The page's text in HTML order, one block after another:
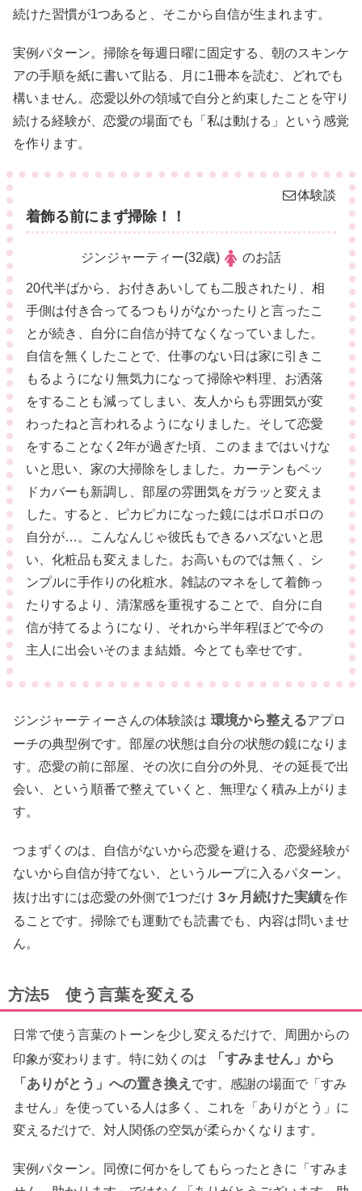
続けた習慣が1つあると、そこから自信が生まれます。
実例パターン。掃除を毎週日曜に固定する、朝のスキンケ
アの手順を紙に書いて貼る、月に1冊本を読む、どれでも
構いません。恋愛以外の領域で自分と約束したことを守り
続ける経験が、恋愛の場面でも「私は動ける」という感覚
を作ります。
体験談
着飾る前にまず掃除！！
ジンジャーティー(32歳) のお話
20代半ばから、お付きあいしても二股されたり、相
手側は付き合ってるつもりがなかったりと言ったこ
とが続き、自分に自信が持てなくなっていました。
自信を無くしたことで、仕事のない日は家に引きこ
もるようになり無気力になって掃除や料理、お洒落
をすることも減ってしまい、友人からも雰囲気が変
わったねと言われるようになりました。そして恋愛
をすることなく2年が過ぎた頃、このままではいけな
いと思い、家の大掃除をしました。カーテンもベッ
ドカバーも新調し、部屋の雰囲気をガラッと変えま
した。すると、ピカピカになった鏡にはボロボロの
自分が…。こんなんじゃ彼氏もできるハズないと思
い、化粧品も変えました。お高いものでは無く、シ
ンプルに手作りの化粧水。雑誌のマネをして着飾っ
たりするより、清潔感を重視することで、自分に自
信が持てるようになり、それから半年程ほどで今の
主人に出会いそのまま結婚。今とても幸せです。
ジンジャーティーさんの体験談は 環境から整えるアプロ
ーチの典型例です。部屋の状態は自分の状態の鏡になりま
す。恋愛の前に部屋、その次に自分の外見、その延長で出
会い、という順番で整えていくと、無理なく積み上がりま
す。
つまずくのは、自信がないから恋愛を避ける、恋愛経験が
ないから自信が持てない、というループに入るパターン。
抜け出すには恋愛の外側で1つだけ 3ヶ月続けた実績を作
ることです。掃除でも運動でも読書でも、内容は問いませ
ん。
方法5 使う言葉を変える
日常で使う言葉のトーンを少し変えるだけで、周囲からの
印象が変わります。特に効くのは
「すみません」から
「ありがとう」への置き換え です。感謝の場面で「すみ
ません」を使っている人は多く、これを「ありがとう」に
変えるだけで、対人関係の空気が柔らかくなります。
実例パターン。同僚に何かをしてもらったときに「すみま